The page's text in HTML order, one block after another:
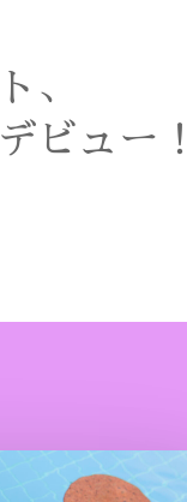
、
ビュー！